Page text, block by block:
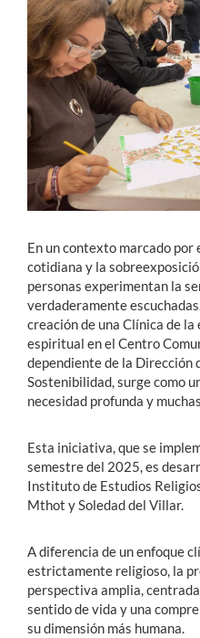
Estudiantes
Académicos
Funcionarios
Alumni
En un contexto marcado
cotidiana y la
personas experimentan la
verdaderamente
creación de una Clínica de
espiritual en el Centro
dependiente de la Dirección
Sostenibilidad, surge como
necesidad profunda y
Esta iniciativa, que se
semestre del 2025, es
Instituto de Estudios
Mthot y Soledad del Villar.
A diferencia de un enfoque
estrictamente religioso, la
perspectiva amplia,
sentido de vida y una
su dimensión más humana.